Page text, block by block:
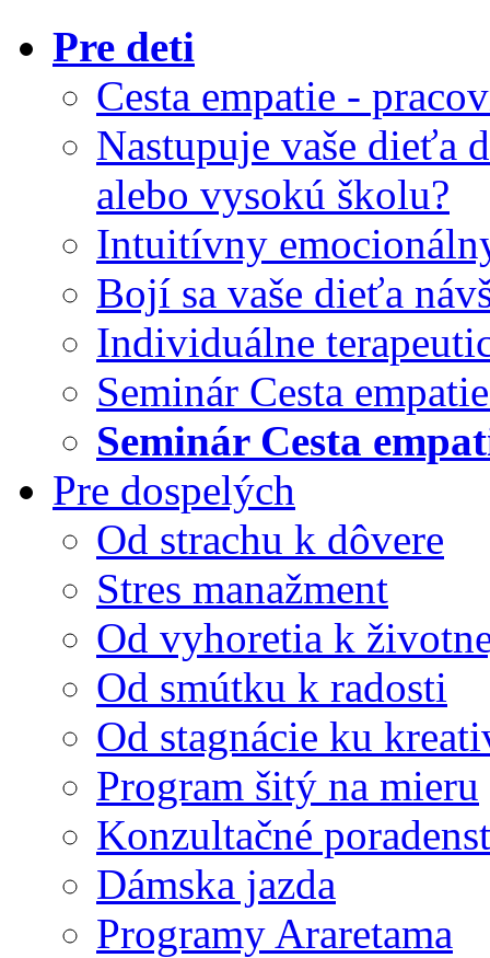
Pre deti
Cesta empatie -
Nastupuje vaše dieťa
alebo vysokú školu?
Intuitívny
Bojí sa vaše dieťa
Individuálne
Seminár Cesta
Seminár Cesta
Pre dospelých
Od strachu k dôvere
Stres manažment
Od vyhoretia k
Od smútku k radosti
Od stagnácie ku
Program šitý na mieru
Konzultačné
Dámska jazda
Programy Araretama